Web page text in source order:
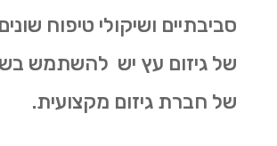
סביבתיים ושיקולי טיפוח
של גיזום עץ יש להשתמש
של חברת גיזום מקצועית.